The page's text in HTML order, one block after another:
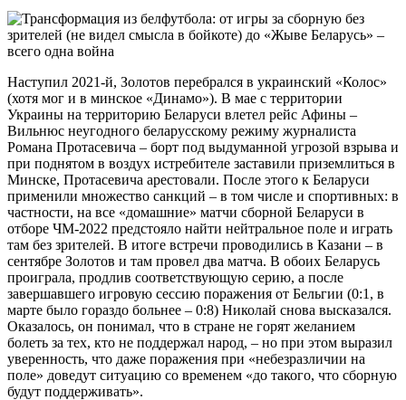
Наступил 2021-й, Золотов перебрался в украинский «Колос»
(хотя мог и в минское «Динамо»). В мае с территории
Украины на территорию Беларуси влетел рейс Афины –
Вильнюс неугодного беларусскому режиму журналиста
Романа Протасевича – борт под выдуманной угрозой взрыва и
при поднятом в воздух истребителе заставили приземлиться в
Минске, Протасевича арестовали. После этого к Беларуси
применили множество санкций – в том числе и спортивных: в
частности, на все «домашние» матчи сборной Беларуси в
отборе ЧМ-2022 предстояло найти нейтральное поле и играть
там без зрителей. В итоге встречи проводились в Казани – в
сентябре Золотов и там провел два матча. В обоих Беларусь
проиграла, продлив соответствующую серию, а после
завершавшего игровую сессию поражения от Бельгии (0:1, в
марте было гораздо больнее – 0:8) Николай снова высказался.
Оказалось, он понимал, что в стране не горят желанием
болеть за тех, кто не поддержал народ, – но при этом выразил
уверенность, что даже поражения при «небезразличии на
поле» доведут ситуацию со временем «до такого, что сборную
будут поддерживать».